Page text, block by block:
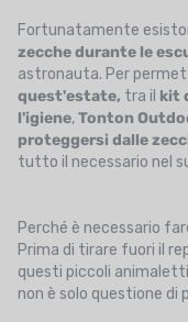
Fortunatamente
zecche durante le
astronauta. Per
quest'estate, tra il kit
l'igiene,Tonton
proteggersi dalle
tutto il necessario nel
Perché è necessario
Prima di tirare fuori il
questi piccoli
non è solo questione di